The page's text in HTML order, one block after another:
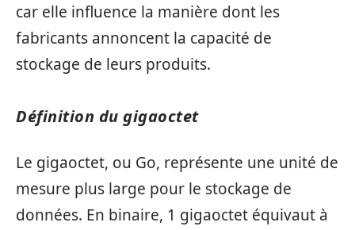
car elle influence la manière dont les
fabricants annoncent la capacité de
stockage de leurs produits.
Définition du gigaoctet
Le gigaoctet, ou Go, représente une unité de
mesure plus large pour le stockage de
données. En binaire, 1 gigaoctet équivaut à